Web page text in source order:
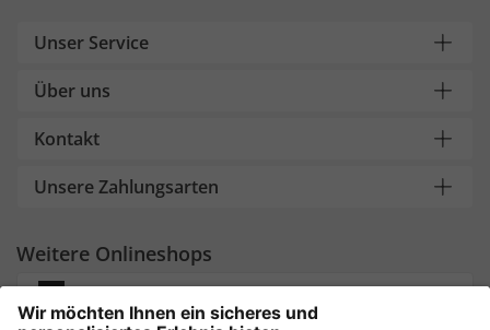
Unser Service
Über uns
Kontakt
Unsere Zahlungsarten
Weitere Onlineshops
Deutschland